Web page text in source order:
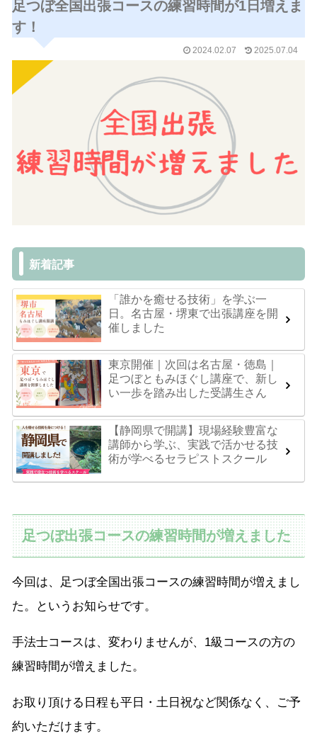
足つぼ全国出張コースの練習時間が1日増えま
す！
2024.02.07 2025.07.04
新着記事
「誰かを癒せる技術」を学ぶ一
日。名古屋・堺東で出張講座を開
催しました
東京開催｜次回は名古屋・徳島｜
足つぼともみほぐし講座で、新し
い一歩を踏み出した受講生さん
【静岡県で開講】現場経験豊富な
講師から学ぶ、実践で活かせる技
術が学べるセラピストスクール
足つぼ出張コースの練習時間が増えました
今回は、足つぼ全国出張コースの練習時間が増えまし
た。というお知らせです。
手法士コースは、変わりませんが、1級コースの方の
練習時間が増えました。
お取り頂ける日程も平日・土日祝など関係なく、ご予
約いただけます。